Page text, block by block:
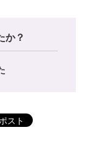
か？
ポスト